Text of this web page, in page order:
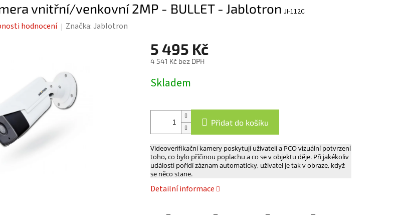
vnitřní/venkovní 2MP - BULLET - Jablotron JI-112C
hodnocení Značka:Jablotron
5 495 Kč
4 541 Kč bez DPH
cena:
Skladem
Přidat do košíku
Videoverifikační kamery poskytují uživateli a PCO vizuální potvrzení
toho, co bylo příčinou poplachu a co se v objektu děje. Při jakékoliv
události pořídí záznam automaticky, uživatel je tak v obraze, když
se něco stane.
Detailní informace